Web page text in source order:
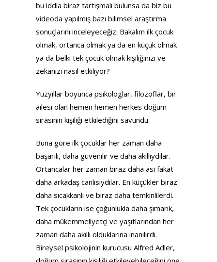
bu iddia biraz tartışmalı bulunsa da biz bu
videoda yapılmış bazı bilimsel araştırma
sonuçlarını inceleyeceğiz. Bakalım ilk çocuk
olmak, ortanca olmak ya da en küçük olmak
ya da belki tek çocuk olmak kişiliğinizi ve
zekanızı nasıl etkiliyor?
Yüzyıllar boyunca psikologlar, filozoflar, bir
ailesi olan hemen hemen herkes doğum
sırasının kişiliği etkilediğini savundu.
Buna göre ilk çocuklar her zaman daha
başarılı, daha güvenilir ve daha akıllıydılar.
Ortancalar her zaman biraz daha asi fakat
daha arkadaş canlısıydılar. En küçükler biraz
daha sıcakkanlı ve biraz daha temkinlilerdi.
Tek çocukların ise çoğunlukla daha şımarık,
daha mükemmeliyetçi ve yaşıtlarından her
zaman daha akıllı olduklarına inanılırdı.
Bireysel psikolojinin kurucusu Alfred Adler,